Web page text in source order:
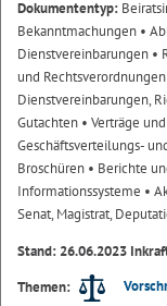
Dokumententyp:
Bekanntmachungen •
Dienstvereinbarungen •
und Rechtsverordnungen
Dienstvereinbarungen,
Gutachten • Verträge
Geschäftsverteilungs-
Broschüren • Berichte
Informationssysteme •
Senat, Magistrat,
Stand: 26.06.2023
Themen: